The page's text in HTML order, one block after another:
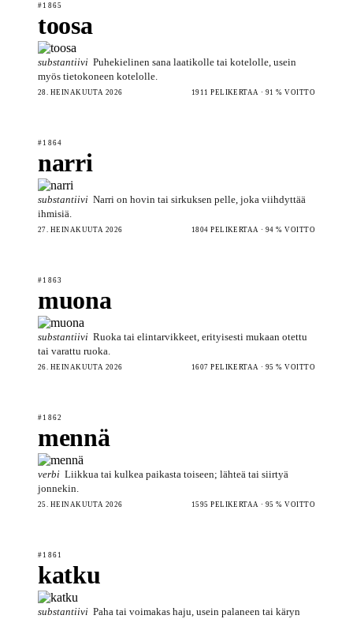
#1865
toosa
substantiivi Puhekielinen sana laatikolle tai kotelolle, usein
myös tietokoneen kotelolle.
28. HEINÄKUUTA 2026 1911 PELIKERTAA · 91 % VOITTO
#1864
narri
substantiivi Narri on hovin tai sirkuksen pelle, joka viihdyttää
ihmisiä.
27. HEINÄKUUTA 2026 1804 PELIKERTAA · 94 % VOITTO
#1863
muona
substantiivi Ruoka tai elintarvikkeet, erityisesti mukaan otettu
tai varattu ruoka.
26. HEINÄKUUTA 2026 1607 PELIKERTAA · 95 % VOITTO
#1862
mennä
verbi Liikkua tai kulkea paikasta toiseen; lähteä tai siirtyä
jonnekin.
25. HEINÄKUUTA 2026 1595 PELIKERTAA · 95 % VOITTO
#1861
katku
substantiivi Paha tai voimakas haju, usein palaneen tai käryn